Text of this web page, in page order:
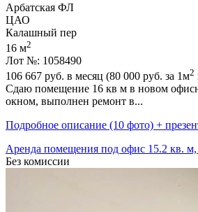
Арбатская ФЛ
ЦАО
Калашный пер
16 м2
Лот №: 1058490
106 667 руб. в месяц (80 000 руб. за 1м2
Сдаю помещение 16 кв м в новом
окном,­ выполнен ремонт в...
Подробное описание (10 фото) +
Аренда помещения под офис 15.2 кв. м,
Без комиссии